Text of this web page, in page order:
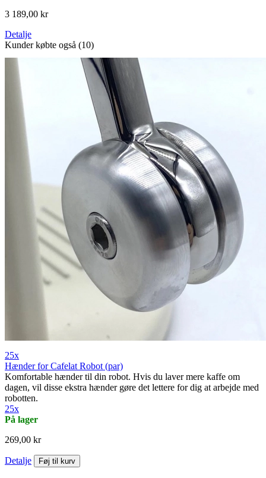
3 189,00 kr
Detalje
Kunder købte også (10)
25x
Hænder for Cafelat Robot (par)
Komfortable hænder til din robot. Hvis du laver mere kaffe om
dagen, vil disse ekstra hænder gøre det lettere for dig at arbejde med
robotten.
25x
På lager
269,00 kr
Detalje Føj til kurv